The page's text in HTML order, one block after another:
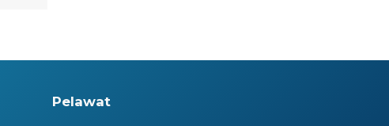
Pelawat